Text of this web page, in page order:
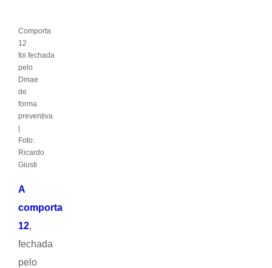
Comporta
12
foi fechada
pelo
Dmae
de
forma
preventiva
|
Foto:
Ricardo
Giusti
A
comporta
12,
fechada
pelo